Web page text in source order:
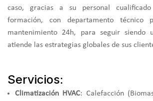
caso, gracias a su personal
formación, con departamento técnico
mantenimiento 24h, para seguir siendo
atiende las estrategias globales de sus
Servicios:
Climatización HVAC: Calefacción